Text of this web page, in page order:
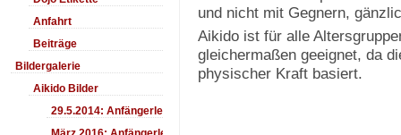
und nicht mit Gegnern,
Aikido ist für alle
gleichermaßen geeignet, da
physischer Kraft basiert.
Anfahrt
Beiträge
Bildergalerie
Aikido Bilder
29.5.2014: Anfängerlehrgang Aiki-Ken